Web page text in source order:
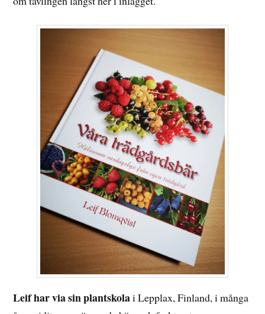
Leif har via sin plantskolai Lepplax, Finland, i många